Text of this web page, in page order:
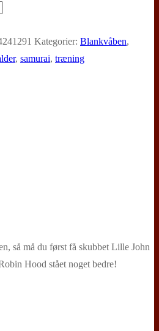
Kategorier: Blankvåben,
, samurai, træning
så må du først få skubbet Lille John
Hood stået noget bedre!